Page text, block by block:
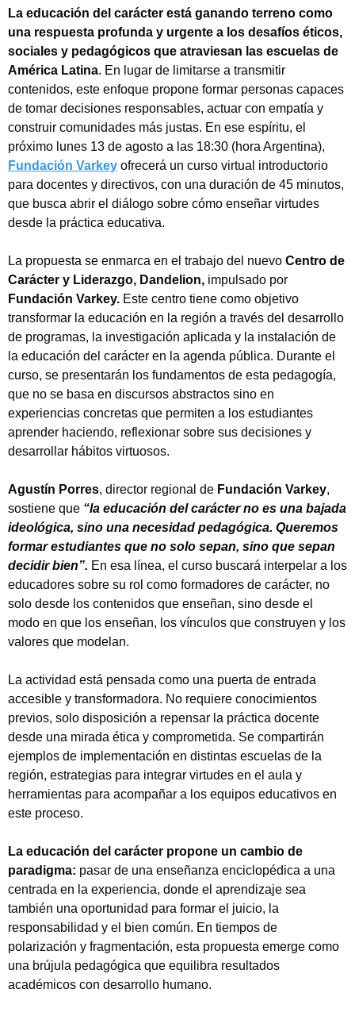
La educación del carácter está ganando terreno como
una respuesta profunda y urgente a los desafíos éticos,
sociales y pedagógicos que atraviesan las escuelas de
América Latina. En lugar de limitarse a transmitir
contenidos, este enfoque propone formar personas capaces
de tomar decisiones responsables, actuar con empatía y
construir comunidades más justas. En ese espíritu, el
próximo lunes 13 de agosto a las 18:30 (hora Argentina),
Fundación Varkey ofrecerá un curso virtual introductorio
para docentes y directivos, con una duración de 45 minutos,
que busca abrir el diálogo sobre cómo enseñar virtudes
desde la práctica educativa.
La propuesta se enmarca en el trabajo del nuevo Centro de
Carácter y Liderazgo, Dandelion, impulsado por
Fundación Varkey. Este centro tiene como objetivo
transformar la educación en la región a través del desarrollo
de programas, la investigación aplicada y la instalación de
la educación del carácter en la agenda pública. Durante el
curso, se presentarán los fundamentos de esta pedagogía,
que no se basa en discursos abstractos sino en
experiencias concretas que permiten a los estudiantes
aprender haciendo, reflexionar sobre sus decisiones y
desarrollar hábitos virtuosos.
Agustín Porres, director regional de Fundación Varkey,
sostiene que “la educación del carácter no es una bajada
ideológica, sino una necesidad pedagógica. Queremos
formar estudiantes que no solo sepan, sino que sepan
decidir bien”. En esa línea, el curso buscará interpelar a los
educadores sobre su rol como formadores de carácter, no
solo desde los contenidos que enseñan, sino desde el
modo en que los enseñan, los vínculos que construyen y los
valores que modelan.
La actividad está pensada como una puerta de entrada
accesible y transformadora. No requiere conocimientos
previos, solo disposición a repensar la práctica docente
desde una mirada ética y comprometida. Se compartirán
ejemplos de implementación en distintas escuelas de la
región, estrategias para integrar virtudes en el aula y
herramientas para acompañar a los equipos educativos en
este proceso.
La educación del carácter propone un cambio de
paradigma: pasar de una enseñanza enciclopédica a una
centrada en la experiencia, donde el aprendizaje sea
también una oportunidad para formar el juicio, la
responsabilidad y el bien común. En tiempos de
polarización y fragmentación, esta propuesta emerge como
una brújula pedagógica que equilibra resultados
académicos con desarrollo humano.